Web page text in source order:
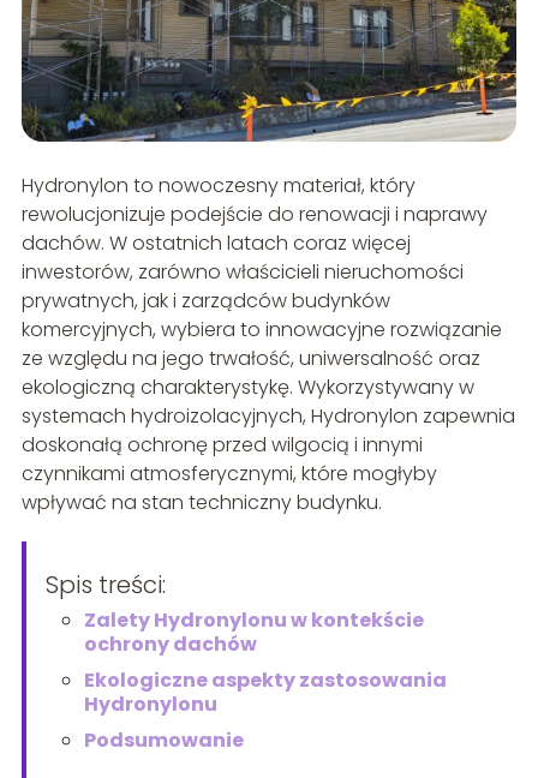
Hydronylon to nowoczesny materiał, który
rewolucjonizuje podejście do renowacji i naprawy
dachów. W ostatnich latach coraz więcej
inwestorów, zarówno właścicieli nieruchomości
prywatnych, jak i zarządców budynków
komercyjnych, wybiera to innowacyjne rozwiązanie
ze względu na jego trwałość, uniwersalność oraz
ekologiczną charakterystykę. Wykorzystywany w
systemach hydroizolacyjnych, Hydronylon zapewnia
doskonałą ochronę przed wilgocią i innymi
czynnikami atmosferycznymi, które mogłyby
wpływać na stan techniczny budynku.
Spis treści:
Zalety Hydronylonu w kontekście
ochrony dachów
Ekologiczne aspekty zastosowania
Hydronylonu
Podsumowanie